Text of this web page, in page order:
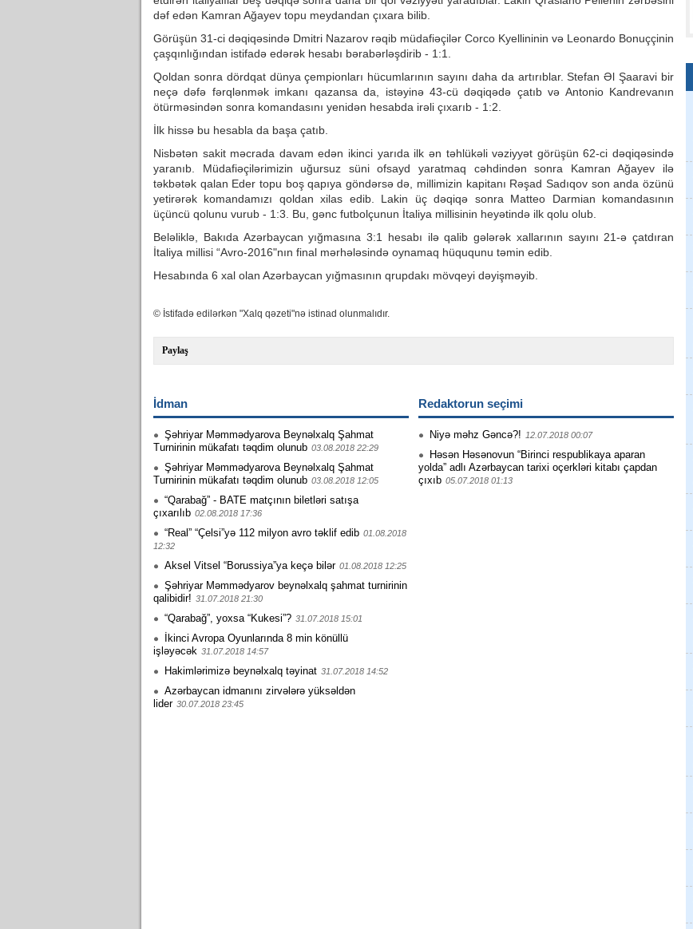
dəf edən Kamran Ağayev topu meydandan çıxara bilib.
Görüşün 31-ci dəqiqəsində Dmitri Nazarov rəqib müdafiəçilər Corco Kyellininin və Leonardo Bonuççinin
çaşqınlığından istifadə edərək hesabı bərabərləşdirib - 1:1.
Qoldan sonra dördqat dünya çempionları hücumlarının sayını daha da artırıblar. Stefan Əl Şaaravi bir
neçə dəfə fərqlənmək imkanı qazansa da, istəyinə 43-cü dəqiqədə çatıb və Antonio Kandrevanın
ötürməsindən sonra komandasını yenidən hesabda irəli çıxarıb - 1:2.
İlk hissə bu hesabla da başa çatıb.
Nisbətən sakit məcrada davam edən ikinci yarıda ilk ən təhlükəli vəziyyət görüşün 62-ci dəqiqəsində
yaranıb. Müdafiəçilərimizin uğursuz süni ofsayd yaratmaq cəhdindən sonra Kamran Ağayev ilə
təkbətək qalan Eder topu boş qapıya göndərsə də, millimizin kapitanı Rəşad Sadıqov son anda özünü
yetirərək komandamızı qoldan xilas edib. Lakin üç dəqiqə sonra Matteo Darmian komandasının
üçüncü qolunu vurub - 1:3. Bu, gənc futbolçunun İtaliya millisinin heyətində ilk qolu olub.
Beləliklə, Bakıda Azərbaycan yığmasına 3:1 hesabı ilə qalib gələrək xallarının sayını 21-ə çatdıran
İtaliya millisi “Avro-2016"nın final mərhələsində oynamaq hüququnu təmin edib.
Hesabında 6 xal olan Azərbaycan yığmasının qrupdakı mövqeyi dəyişməyib.
© İstifadə edilərkən "Xalq qəzeti"nə istinad olunmalıdır.
Paylaş
İdman
Şəhriyar Məmmədyarova Beynəlxalq Şahmat
Turnirinin mükafatı təqdim olunub 03.08.2018 22:29
Şəhriyar Məmmədyarova Beynəlxalq Şahmat
Turnirinin mükafatı təqdim olunub 03.08.2018 12:05
“Qarabağ” - BATE matçının biletləri satışa
çıxarılıb 02.08.2018 17:36
“Real” “Çelsi”yə 112 milyon avro təklif edib 01.08.2018
12:32
Aksel Vitsel “Borussiya”ya keçə bilər 01.08.2018 12:25
Şəhriyar Məmmədyarov beynəlxalq şahmat turnirinin
qalibidir! 31.07.2018 21:30
“Qarabağ”, yoxsa “Kukesi”? 31.07.2018 15:01
İkinci Avropa Oyunlarında 8 min könüllü
işləyəcək 31.07.2018 14:57
Hakimlərimizə beynəlxalq təyinat 31.07.2018 14:52
Azərbaycan idmanını zirvələrə yüksəldən
lider 30.07.2018 23:45
Redaktorun seçimi
Niyə məhz Gəncə?! 12.07.2018 00:07
Həsən Həsənovun “Birinci respublikaya aparan
yolda” adlı Azərbaycan tarixi oçerkləri kitabı çapdan
çıxıb 05.07.2018 01:13